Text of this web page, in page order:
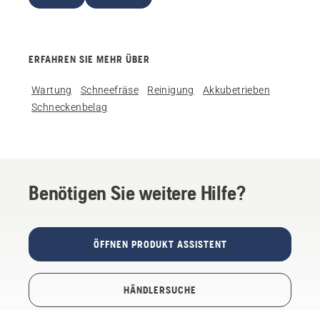
ERFAHREN SIE MEHR ÜBER
Wartung Schneefräse Reinigung
Akkubetrieben
Schneckenbelag
Benötigen Sie weitere Hilfe?
ÖFFNEN PRODUKT ASSISTENT
HÄNDLERSUCHE